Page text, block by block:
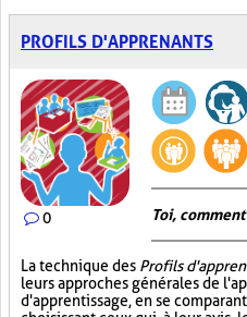
PROFILS D'APPRENANTS
0 Toi,
La technique des Profils
leurs approches générales de
d'apprentissage, en se